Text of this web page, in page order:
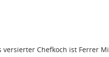
versierter Chefkoch ist